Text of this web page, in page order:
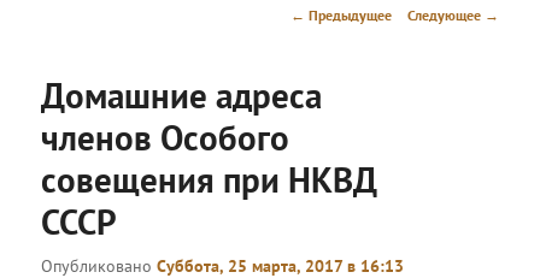
Навигация
← Предыдущее Следующее →
Домашние адреса
членов Особого
совещения при НКВД
СССР
ОпубликованоСуббота, 25 марта, 2017 в 16:13